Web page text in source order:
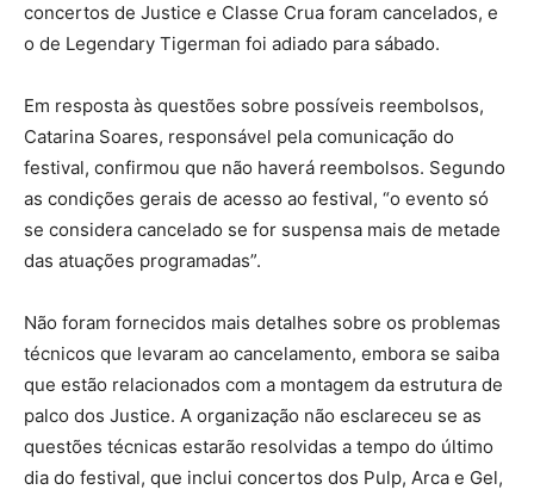
concertos de Justice e Classe Crua foram cancelados, e
o de Legendary Tigerman foi adiado para sábado.
Em resposta às questões sobre possíveis reembolsos,
Catarina Soares, responsável pela comunicação do
festival, confirmou que não haverá reembolsos. Segundo
as condições gerais de acesso ao festival, “o evento só
se considera cancelado se for suspensa mais de metade
das atuações programadas”.
Não foram fornecidos mais detalhes sobre os problemas
técnicos que levaram ao cancelamento, embora se saiba
que estão relacionados com a montagem da estrutura de
palco dos Justice. A organização não esclareceu se as
questões técnicas estarão resolvidas a tempo do último
dia do festival, que inclui concertos dos Pulp, Arca e Gel,